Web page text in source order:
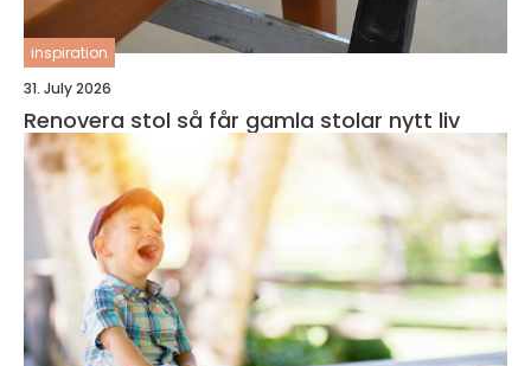
inspiration
31. July 2026
Renovera stol så får gamla stolar nytt liv